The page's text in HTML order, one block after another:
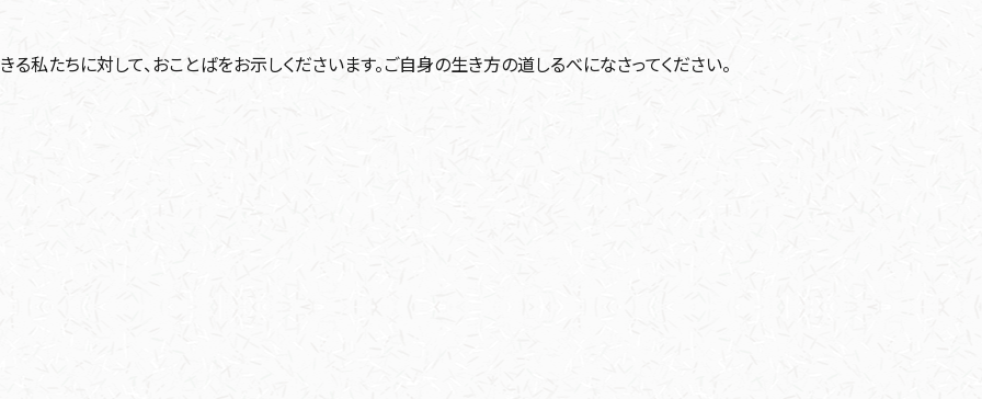
私たちに対して、おことばをお示しくださいます。ご自身の生き方の道しるべになさってください。